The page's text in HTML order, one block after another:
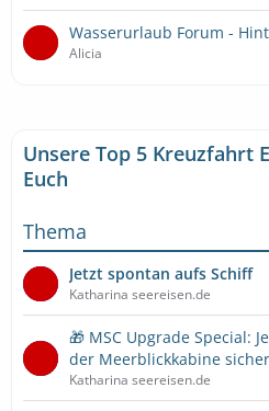
Wasserurlaub Forum -
Alicia
Unsere Top 5 Kreuzfahrt
Euch
Thema
Jetzt spontan aufs Schiff
Katharina seereisen.de
🎁 MSC Upgrade Special:
der Meerblickkabine
Katharina seereisen.de